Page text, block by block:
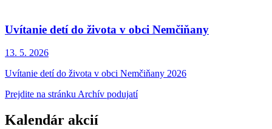
Uvítanie detí do života v obci Nemčiňany
13. 5. 2026
Uvítanie detí do života v obci Nemčiňany 2026
Prejdite na stránku Archív podujatí
Kalendár akcií